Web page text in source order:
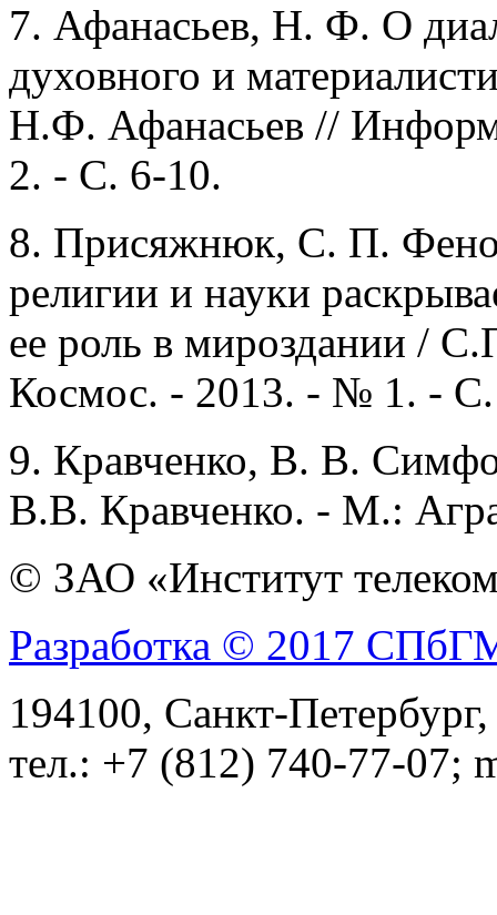
7. Афанасьев, Н. Ф. О
духовного и
Н.Ф. Афанасьев //
2. - С. 6-10.
8. Присяжнюк, С. П.
религии и науки
ее роль в мироздании /
Космос. - 2013. - № 1. -
9. Кравченко, В. В.
В.В. Кравченко. - М.:
© ЗАО «Институт
Разработка © 2017
194100, Санкт-
тел.: +7 (812) 740-77-07;